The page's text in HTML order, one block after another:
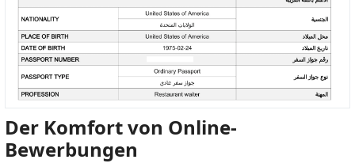
Der Komfort von Online-
Bewerbungen